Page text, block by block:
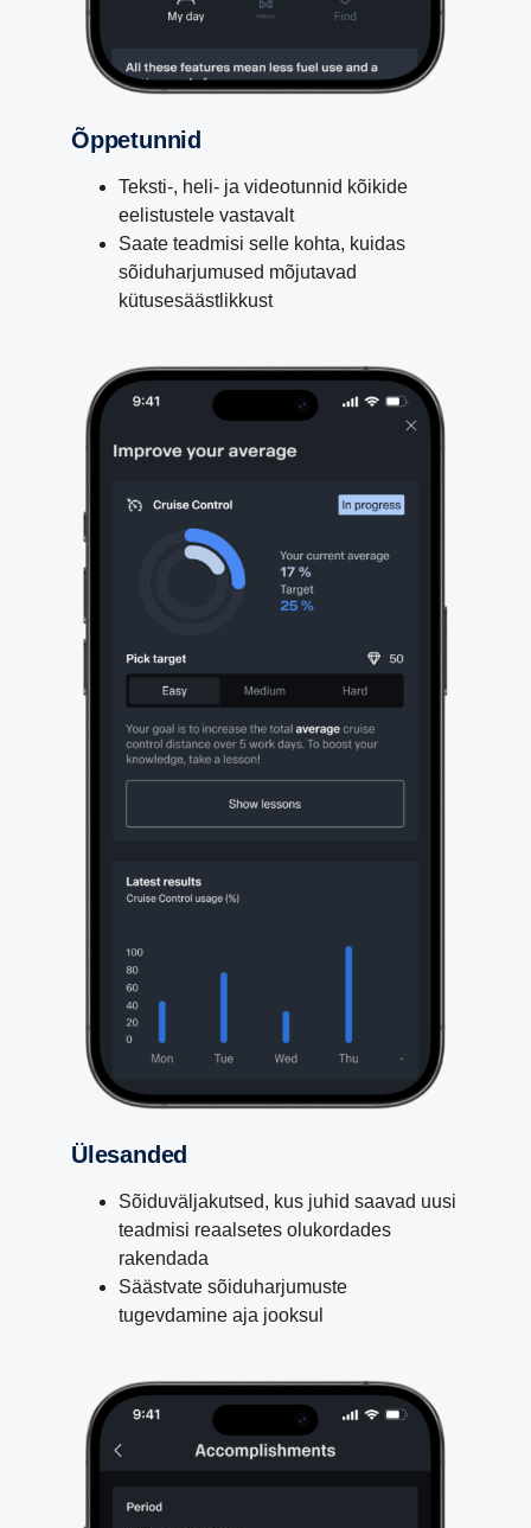
Õppetunnid
Teksti-, heli- ja videotunnid kõikide
eelistustele vastavalt
Saate teadmisi selle kohta, kuidas
sõiduharjumused mõjutavad
kütusesäästlikkust
Ülesanded
Sõiduväljakutsed, kus juhid saavad uusi
teadmisi reaalsetes olukordades
rakendada
Säästvate sõiduharjumuste
tugevdamine aja jooksul